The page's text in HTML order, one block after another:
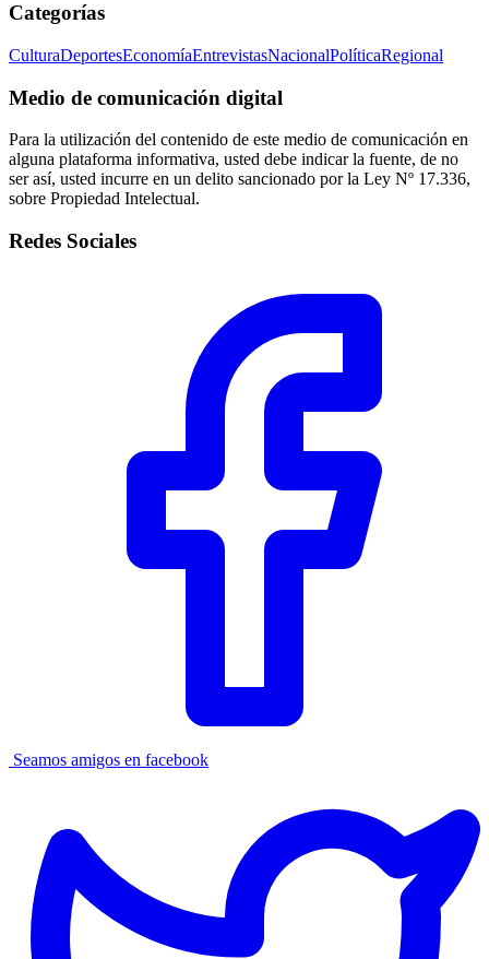
Categorías
CulturaDeportesEconomíaEntrevistasNacionalPolíticaRegional
Medio de comunicación digital
Para la utilización del contenido de este medio de comunicación en
alguna plataforma informativa, usted debe indicar la fuente, de no
ser así, usted incurre en un delito sancionado por la Ley Nº 17.336,
sobre Propiedad Intelectual.
Redes Sociales
Seamos amigos en facebook